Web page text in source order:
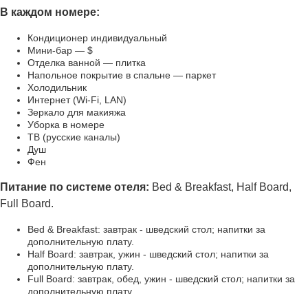
В каждом номере:
Кондиционер индивидуальный
Мини-бар — $
Отделка ванной — плитка
Напольное покрытие в спальне — паркет
Холодильник
Интернет (Wi-Fi, LAN)
Зеркало для макияжа
Уборка в номере
ТВ (русские каналы)
Душ
Фен
Питание по системе отеля: Bed & Breakfast, Half Board,
Full Board.
Bed & Breakfast: завтрак - шведский стол; напитки за
дополнительную плату.
Half Board: завтрак, ужин - шведский стол; напитки за
дополнительную плату.
Full Board: завтрак, обед, ужин - шведский стол; напитки за
дополнительную плату.